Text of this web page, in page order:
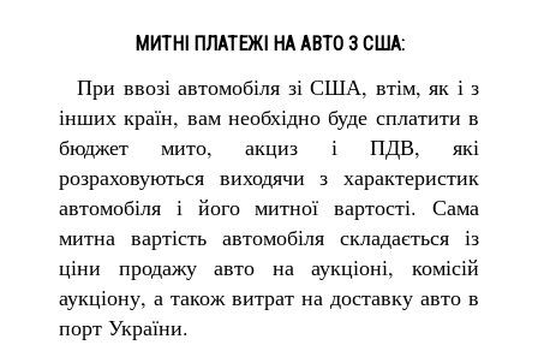
МИТНІ ПЛАТЕЖІ НА АВТО З США:
При ввозі автомобіля зі США, втім, як і з
інших країн, вам необхідно буде сплатити в
бюджет мито, акциз і ПДВ, які
розраховуються виходячи з характеристик
автомобіля і його митної вартості. Сама
митна вартість автомобіля складається із
ціни продажу авто на аукціоні, комісій
аукціону, а також витрат на доставку авто в
порт України.